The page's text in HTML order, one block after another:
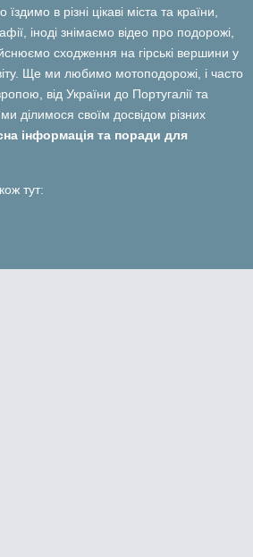
в різні цікаві міста та країни,
іноді знімаємо відео про подорожі,
сходження на гірські вершини у
Ще ми любимо мотоподорожі, і часто
від України до Португалії та
ділимося своїм досвідом різних
інформація та поради для
тут: